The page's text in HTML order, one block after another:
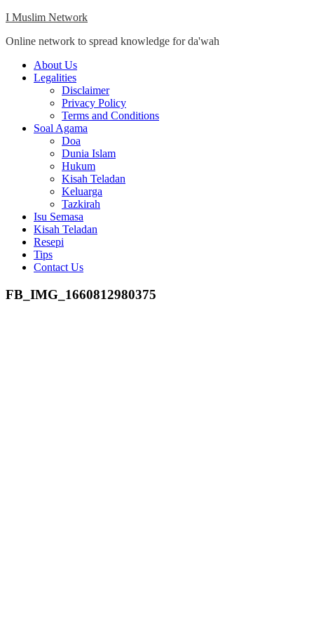
Skip
content
I Muslim Network
Online network to spread knowledge for da'wah
Close
Menu
About Us
Legalities
Disclaimer
Privacy Policy
Terms and Conditions
Soal Agama
Doa
Dunia Islam
Hukum
Kisah Teladan
Keluarga
Tazkirah
Isu Semasa
Kisah Teladan
Resepi
Tips
Contact Us
FB_IMG_1660812980375